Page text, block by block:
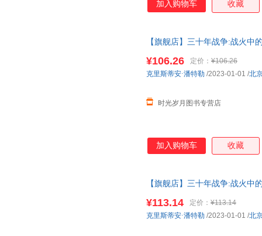
加入购物车 收藏
【旗舰店】三十年战争:战火中
¥106.26 定价： ¥106.26
时光岁月图书专营店
克里斯蒂安·潘特勒 /2023-01-01 /北
加入购物车 收藏
【旗舰店】三十年战争:战火中
¥113.14 定价： ¥113.14
克里斯蒂安·潘特勒 /2023-01-01 /北